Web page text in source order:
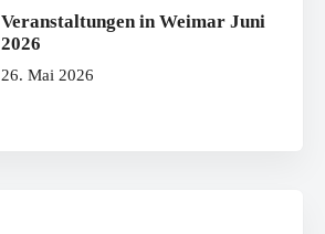
Veranstaltungen in Weimar Juni
2026
26. Mai 2026